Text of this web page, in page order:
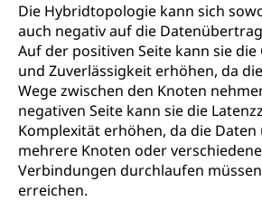
Die Hybridtopologie kann sich
auch negativ auf die
Auf der positiven Seite kann sie
und Zuverlässigkeit erhöhen, da
Wege zwischen den Knoten
negativen Seite kann sie die
Komplexität erhöhen, da die
mehrere Knoten oder
Verbindungen durchlaufen
erreichen.